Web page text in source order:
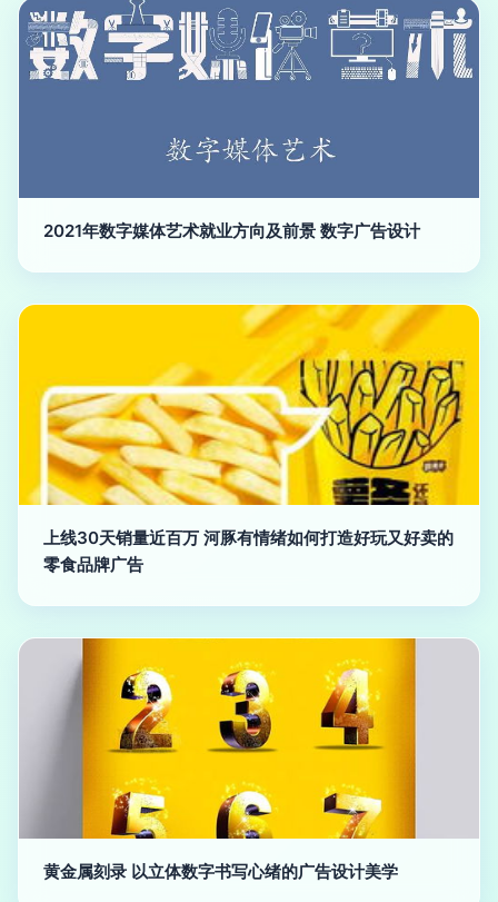
2021年数字媒体艺术就业方向及前景 数字广告设计
上线30天销量近百万 河豚有情绪如何打造好玩又好卖的
零食品牌广告
黄金属刻录 以立体数字书写心绪的广告设计美学